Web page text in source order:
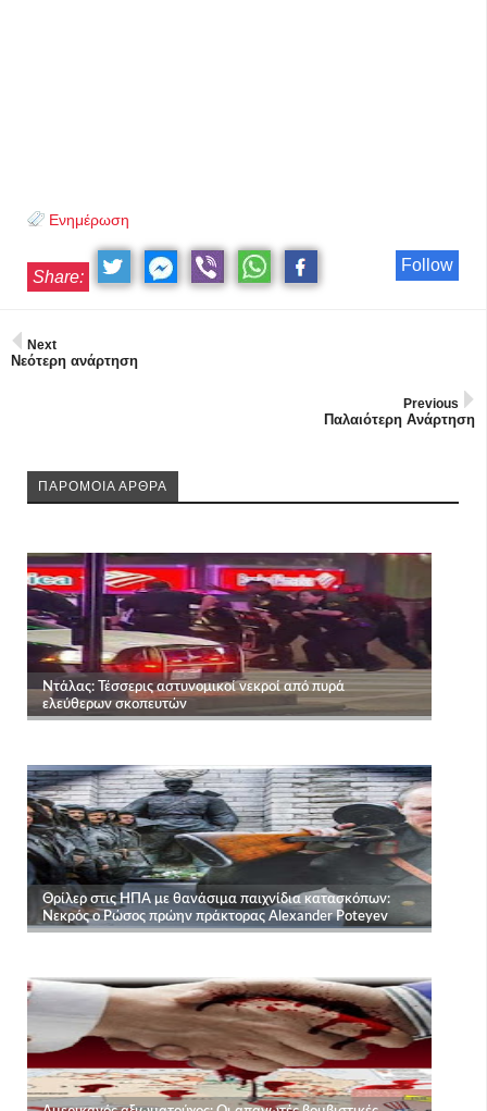
Ενημέρωση
Follow
Share:
Next
Νεότερη ανάρτηση
Previous
Παλαιότερη Ανάρτηση
ΠΑΡΟΜΟΙΑ ΑΡΘΡΑ